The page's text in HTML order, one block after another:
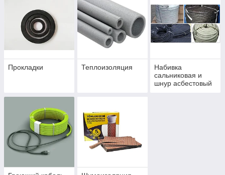
Прокладки Теплоизоляция
Набивка
сальниковая и
шнур асбестовый